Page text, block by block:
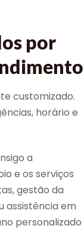
por
customizado.
horário e
a
e os serviços
gestão da
assistência em
personalizado